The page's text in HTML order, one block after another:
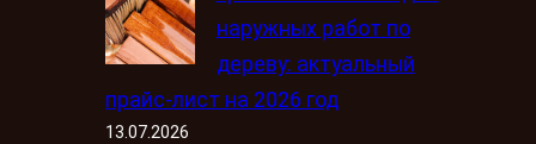
наружных работ по
дереву: актуальный
прайс-лист на 2026 год
13.07.2026